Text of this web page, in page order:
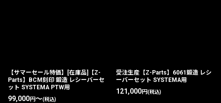
【サマーセール特価】[在庫品]【Z-
Parts】BCM刻印 鍛造 レシーバーセ
ット SYSTEMA PTW用
99,000円～(税込)
受注生産【Z-Parts】6061鍛造 レシ
ーバーセット SYSTEMA用
121,000円(税込)